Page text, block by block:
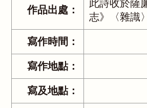
作品出處：
此詩收於薩
志》〈雜識
寫作時間：
寫作地點：
寫及地點：